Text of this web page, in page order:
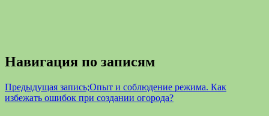
Навигация по записям
Предыдущая запись;Опыт и соблюдение режима. Как
избежать ошибок при создании огорода?